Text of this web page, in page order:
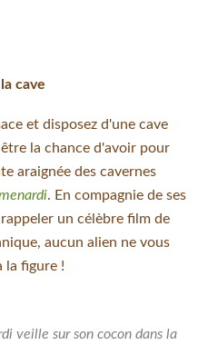
cave
et disposez d'une cave
la chance d'avoir pour
araignée des cavernes
. En compagnie de ses
un célèbre film de
aucun alien ne vous
la figure !
veille sur son cocon dans la